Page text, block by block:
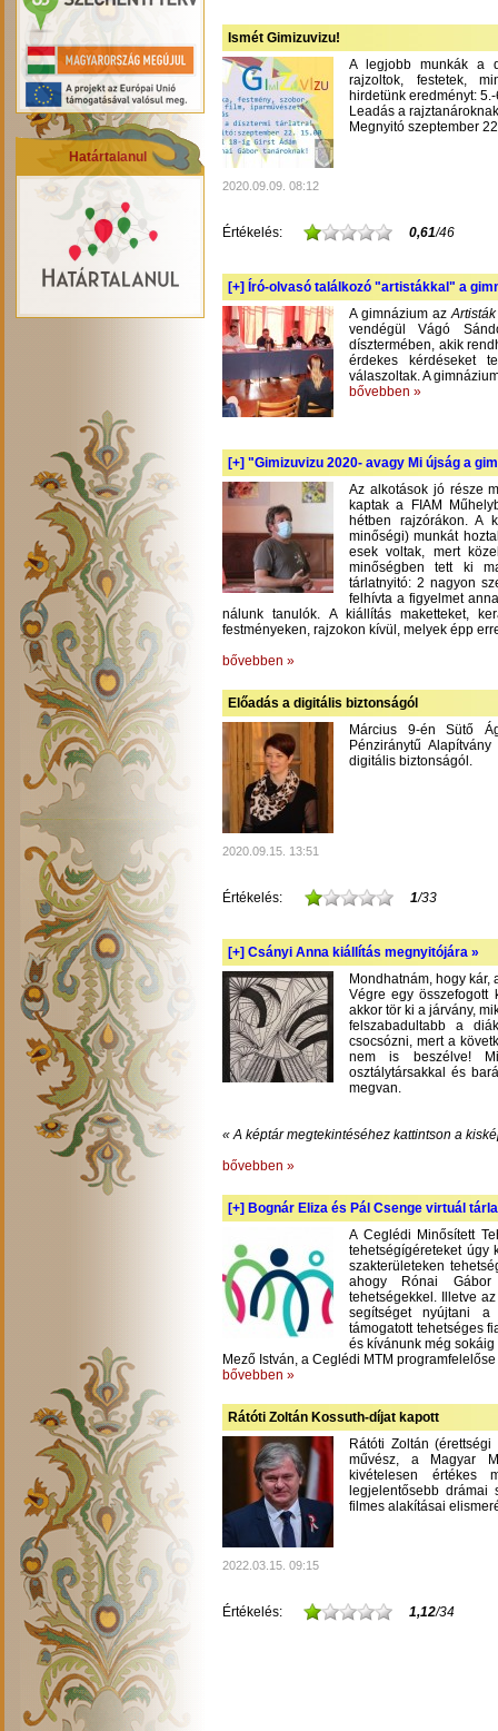
Határtalanul
Ismét Gimizuvizu!
A legjobb munkák a
rajzoltok, festetek,
hirdetünk eredményt:
Leadás a
Megnyitó szeptember
2020.09.09. 08:12
Értékelés: 0,61/46
[+] Író-olvasó találkozó "artistákkal" a
A gimnázium az
vendégül Vágó
dísztermében, akik
érdekes kérdéseket
válaszoltak. A
bővebben »
[+] "Gimizuvizu 2020- avagy Mi újság a
Az alkotások jó része
kaptak a FIAM
hétben rajzórákon. A
minőségi) munkát
esek voltak, mert
minőségben tett ki
tárlatnyitó: 2 nagyon
felhívta a figyelmet
nálunk tanulók. A kiállítás maketteket,
festményeken, rajzokon kívül, melyek épp
bővebben »
Előadás a digitális biztonságól
Március 9-én Sütő
Pénziránytű
digitális biztonságól.
2020.09.15. 13:51
Értékelés: 1/33
[+] Csányi Anna kiállítás megnyitójára »
Mondhatnám, hogy kár,
Végre egy összefogott
akkor tör ki a járvány,
felszabadultabb a
csocsózni, mert a
nem is beszélve!
osztálytársakkal és
megvan.
« A képtár megtekintéséhez kattintson a
bővebben »
[+] Bognár Eliza és Pál Csenge virtuál
A Ceglédi Minősített
tehetségígéreteket úgy
szakterületeken
ahogy Rónai Gábor
tehetségekkel. Illetve
segítséget nyújtani a
támogatott tehetséges
és kívánunk még
Mező István, a Ceglédi MTM programfelelőse
bővebben »
Rátóti Zoltán Kossuth-díjat kapott
Rátóti Zoltán
művész, a Magyar
kivételesen értékes
legjelentősebb drámai
filmes alakításai
2022.03.15. 09:15
Értékelés: 1,12/34